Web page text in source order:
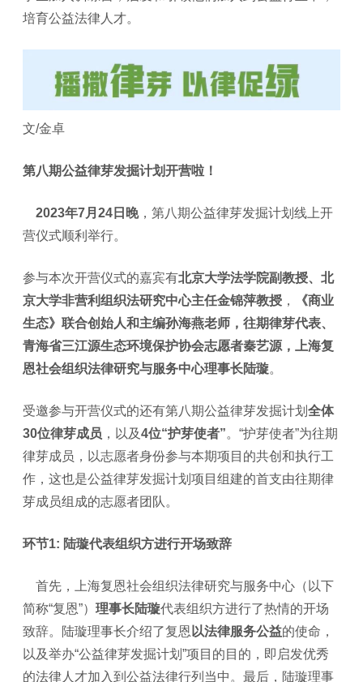
培育公益法律人才。
文/金卓
第八期公益律芽发掘计划开营啦！
2023年7月24日晚，第八期公益律芽发掘计划线上开
营仪式顺利举行。
参与本次开营仪式的嘉宾有北京大学法学院副教授、北
京大学非营利组织法研究中心主任金锦萍教授 ，
《商业
生态》联合创始人和主编孙海燕老师 ，往期律芽代表、
青海省三江源生态环境保护协会志愿者秦艺源 ，
上海复
恩社会组织法律研究与服务中心理事长陆璇。
受邀参与开营仪式的还有第八期公益律芽发掘计划 全体
30位律芽成员 ，以及4位“护芽使者”。“护芽使者”为往期
律芽成员，以志愿者身份参与本期项目的共创和执行工
作，这也是公益律芽发掘计划项目组建的首支由往期律
芽成员组成的志愿者团队。
环节1: 陆璇代表组织方进行开场致辞
首先，上海复恩社会组织法律研究与服务中心（以下
简称“复恩”） 理事长陆璇代表组织方进行了热情的开场
致辞。陆璇理事长介绍了复恩 以法律服务公益的使命，
以及举办“公益律芽发掘计划”项目的目的，即启发优秀
的法律人才加入到公益法律行列当中。最后，陆璇理事